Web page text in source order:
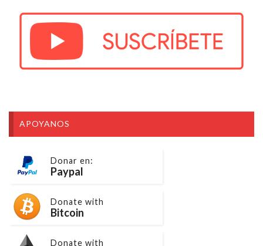
APOYANOS
Donar en:
Paypal
Donate with
Bitcoin
Donate with